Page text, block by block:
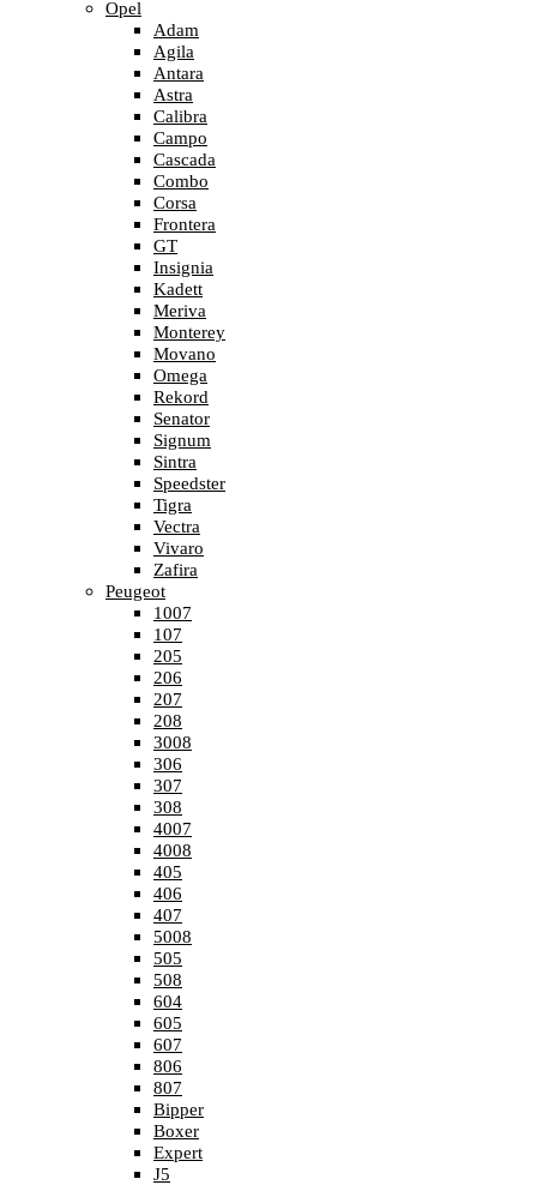
Opel
Adam
Agila
Antara
Astra
Calibra
Campo
Cascada
Combo
Corsa
Frontera
GT
Insignia
Kadett
Meriva
Monterey
Movano
Omega
Rekord
Senator
Signum
Sintra
Speedster
Tigra
Vectra
Vivaro
Zafira
Peugeot
1007
107
205
206
207
208
3008
306
307
308
4007
4008
405
406
407
5008
505
508
604
605
607
806
807
Bipper
Boxer
Expert
J5